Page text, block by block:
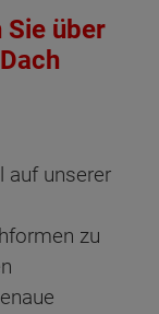
Sie über
auf unserer
zu